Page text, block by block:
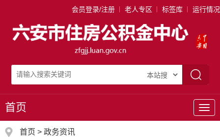
会员登录/注册 老人专区 标签库 运行情况
导
航
首页
首页 > 政务资讯